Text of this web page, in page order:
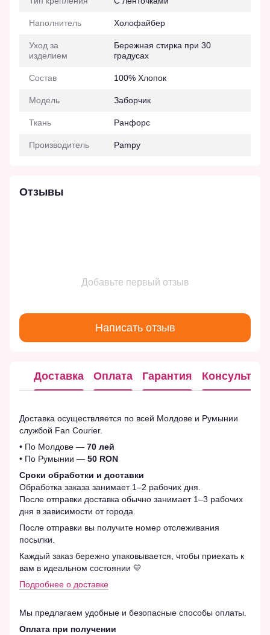
Наполнитель Холофайбер
Уход за
изделием
Бережная стирка при 30
градусах
Состав 100% Хлопок
Модель Заборчик
Ткань Ранфорс
Производитель Pampy
Отзывы
Добавьте первый отзыв
Написать отзыв
Доставка Оплата Гарантия
Доставка осуществляется по всей Молдове и Румынии
службой Fan Courier.
• По Молдове — 70 лей
• По Румынии — 50 RON
Сроки обработки и доставки
Обработка заказа занимает 1–2 рабочих дня.
После отправки доставка обычно занимает 1–3 рабочих
дня в зависимости от города.
После отправки вы получите номер отслеживания
посылки.
Каждый заказ бережно упаковывается, чтобы приехать к
вам в идеальном состоянии 💛
Подробнее о доставке
Мы предлагаем удобные и безопасные способы оплаты.
Оплата при получении